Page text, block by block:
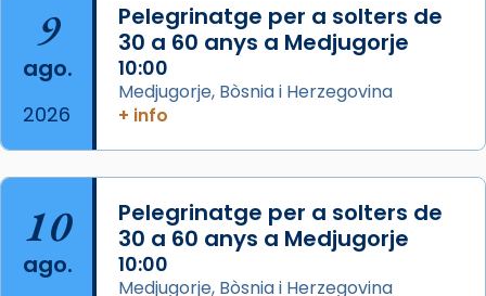
de Barcelona.
2 weeks ago
Aquest dilluns, 27 de juliol, ha tingut lloc la
missa d’acció de gràcies en agraïment al
comitè organitzador de la visita apostòlica
del Sant Pare Lleó XIV a Barcelona, i als
col·laboradors, a la Catedral de Barcelona.
L’arquebisbe de Barcelona, el cardenal Joan
Josep Omella, ha presidit la missa i l’ha
concelebrat el bisbe auxiliar de Barcelona,
9
ago.
2026
Pelegrinatge per a solters de
30 a 60 anys a Medjugorje
10:00
Medjugorje, Bòsnia i Herzegovina
+ info
10
ago.
Pelegrinatge per a solters de
30 a 60 anys a Medjugorje
10:00
Medjugorje, Bòsnia i Herzegovina